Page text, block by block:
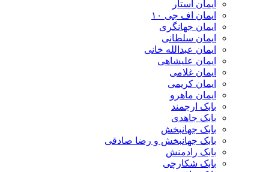
ایمان استار
ایمان اف جی ۱۰
ایمان جهانگری
ایمان سلطانی
ایمان عبدالله خانی
ایمان علیشاهی
ایمان غلامی
ایمان کریمی
ایمان ماهرو
بابک ارجمند
بابک جاهدی
بابک جهانبخش
بابک جهانبخش و رضا صادقی
بابک رادمنش
بابک شکارچی